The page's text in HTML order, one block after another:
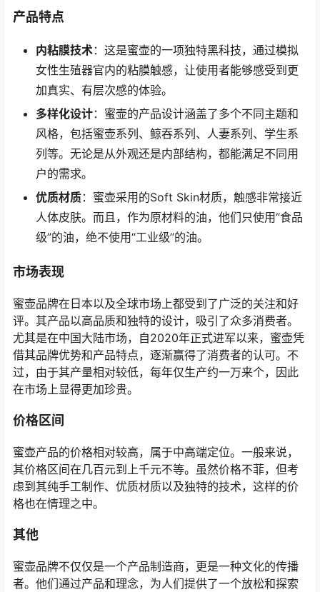
产品特点
内粘膜技术：这是蜜壶的一项独特黑科技，通过模拟
女性生殖器官内的粘膜触感，让使用者能够感受到更
加真实、有层次感的体验。
多样化设计：蜜壶的产品设计涵盖了多个不同主题和
风格，包括蜜壶系列、鲸吞系列、人妻系列、学生系
列等。无论是从外观还是内部结构，都能满足不同用
户的需求。
优质材质：蜜壶采用的Soft Skin材质，触感非常接近
人体皮肤。而且，作为原材料的油，他们只使用“食品
级”的油，绝不使用“工业级”的油。
市场表现
蜜壶品牌在日本以及全球市场上都受到了广泛的关注和好
评。其产品以高品质和独特的设计，吸引了众多消费者。
尤其是在中国大陆市场，自2020年正式进军以来，蜜壶凭
借其品牌优势和产品特点，逐渐赢得了消费者的认可。不
过，由于其产量相对较低，每年仅生产约一万来个，因此
在市场上显得更加珍贵。
价格区间
蜜壶产品的价格相对较高，属于中高端定位。一般来说，
其价格区间在几百元到上千元不等。虽然价格不菲，但考
虑到其纯手工制作、优质材质以及独特的技术，这样的价
格也在情理之中。
其他
蜜壶品牌不仅仅是一个产品制造商，更是一种文化的传播
者。他们通过产品和理念，为人们提供了一个放松和探索